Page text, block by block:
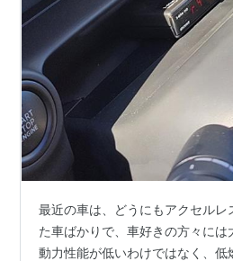
最近の車は、どうにもアクセルレ
た車ばかりで、車好きの方々には
動力性能が低いわけではなく、